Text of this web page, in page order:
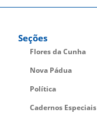
Seções
Flores da Cunha
Nova Pádua
Política
Cadernos Especiais